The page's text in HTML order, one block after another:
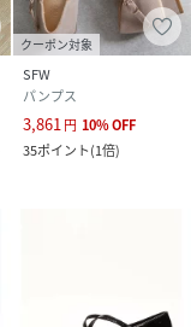
クーポン対象
SFW
パンプス
3,861 円 10%OFF
35ポイント(1倍)